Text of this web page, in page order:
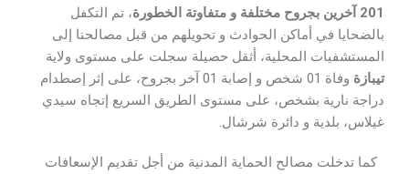
201 آخرين بجروح مختلفة و متفاوتة الخطورة، تم التكفل
بالضحايا في أماكن الحوادث و تحويلهم من قبل مصالحنا إلى
المستشفيات المحلية، أثقل حصيلة سجلت على مستوى ولاية
تيبازة
وفاة 01 شخص و إصابة 01 آخر بجروح، على إثر إصطدام
دراجة نارية بشخص، على مستوى الطريق السريع إتجاه سيدي
غيلاس، بلدية و دائرة شرشال.
كما تدخلت مصالح الحماية المدنية من أجل تقديم الإسعافات